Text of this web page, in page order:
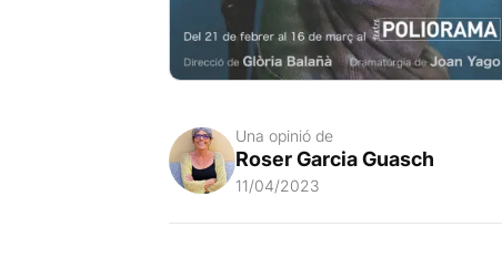
Una opinió de
Roser Garcia Guasch
11/04/2023